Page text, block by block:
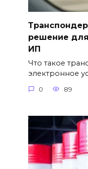
решение
ИП
Что такое
электронное
0 89